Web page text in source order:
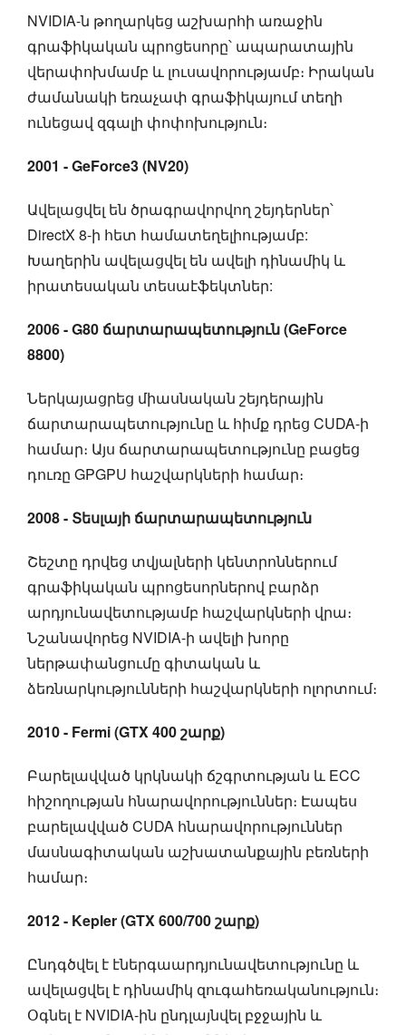
NVIDIA-ն թողարկեց աշխարհի առաջին
գրաֆիկական պրոցեսորը՝ ապարատային
վերափոխմամբ և լուսավորությամբ։ Իրական
ժամանակի եռաչափ գրաֆիկայում տեղի
ունեցավ զգալի փոփոխություն։
2001 - GeForce3 (NV20)
Ավելացվել են ծրագրավորվող շեյդերներ՝
DirectX 8-ի հետ համատեղելիությամբ:
Խաղերին ավելացվել են ավելի դինամիկ և
իրատեսական տեսաէֆեկտներ:
2006 - G80 ճարտարապետություն (GeForce
8800)
Ներկայացրեց միասնական շեյդերային
ճարտարապետությունը և հիմք դրեց CUDA-ի
համար։ Այս ճարտարապետությունը բացեց
դուռը GPGPU հաշվարկների համար։
2008 - Տեսլայի ճարտարապետություն
Շեշտը դրվեց տվյալների կենտրոններում
գրաֆիկական պրոցեսորներով բարձր
արդյունավետությամբ հաշվարկների վրա։
Նշանավորեց NVIDIA-ի ավելի խորը
ներթափանցումը գիտական և
ձեռնարկությունների հաշվարկների ոլորտում։
2010 - Fermi (GTX 400 շարք)
Բարելավված կրկնակի ճշգրտության և ECC
հիշողության հնարավորություններ։ Էապես
բարելավված CUDA հնարավորություններ
մասնագիտական աշխատանքային բեռների
համար։
2012 - Kepler (GTX 600/700 շարք)
Ընդգծվել է էներգաարդյունավետությունը և
ավելացվել է դինամիկ զուգահեռականություն։
Օգնել է NVIDIA-ին ընդլայնվել բջջային և